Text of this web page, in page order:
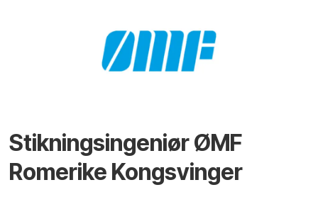
Stikningsingeniør ØMF
Romerike Kongsvinger